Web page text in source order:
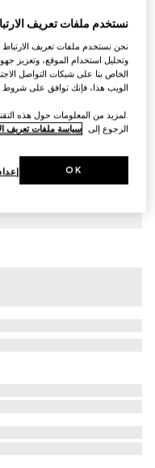
تي شيرت من القطن
AED 1,100
تنويعاتزهري فاتح
نستخدم ملفات تعريف
نحن نستخدم ملفات تعريف الارتباط
وتحليل استخدام الموقع، وتعزيز
الخاص بنا على شبكات التواصل
الويب هذا، فإنك توافق على شروط
.لمزيد من المعلومات حول هذه
الرجوع إلى سياسة ملفات تعريف
OK